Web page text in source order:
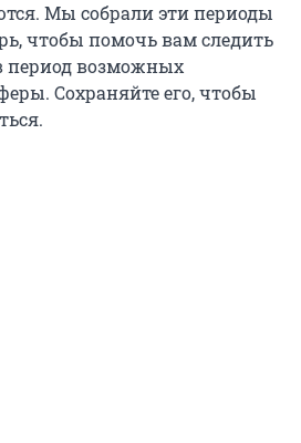
Мы собрали эти периоды
чтобы помочь вам следить
период возможных
Сохраняйте его, чтобы